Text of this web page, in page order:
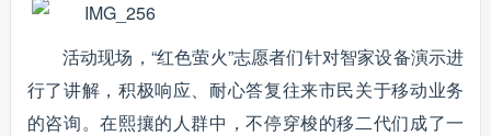
活动现场，“红色萤火”志愿者们针对智家设备演示进
行了讲解，积极响应、耐心答复往来市民关于移动业务
的咨询。在熙攘的人群中，不停穿梭的移二代们成了一